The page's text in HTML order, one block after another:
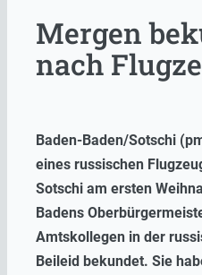
Mergen
nach
Baden-Baden/Sotschi
eines russischen
Sotschi am ersten
Badens
Amtskollegen in der
Beileid bekundet. Sie